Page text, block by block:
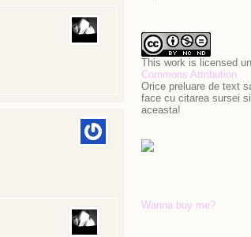
This work is licensed
Commons Attribution
Orice preluare de text
face cu citarea sursei
aceasta!
Wanna buy me?